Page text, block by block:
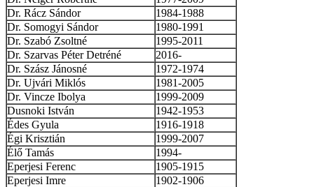
Dr. Rácz Sándor
1984-1988
Dr. Somogyi Sándor
1980-1991
Dr. Szabó Zsoltné
1995-2011
Dr. Szarvas Péter Detréné
2016-
Dr. Szász Jánosné
1972-1974
Dr. Ujvári Miklós
1981-2005
Dr. Vincze Ibolya
1999-2009
Dusnoki István
1942-1953
Édes Gyula
1916-1918
Égi Krisztián
1999-2007
Élő Tamás
1994-
Eperjesi Ferenc
1905-1915
Eperjesi Imre
1902-1906